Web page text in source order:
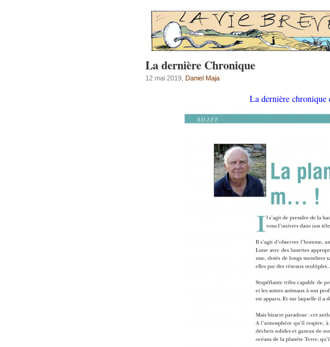
La dernière Chronique
12 mai 2019, Daniel Maja
La dernière chronique